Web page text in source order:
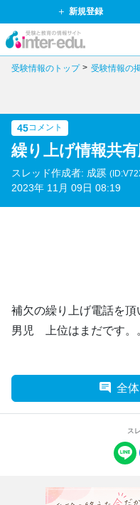
新規登録
受験情報のトップ 受験情報の
45コメント
繰り上げ情報共
スレッド作成者: 成蹊
2023年 11月 09日 08:19
補欠の繰り上げ電話を頂
男児 上位はまだです。
全
ス